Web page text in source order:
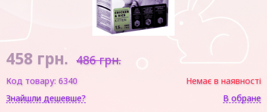
458 грн. 486 грн.
Код товару: 6340
Немає в наявності
Знайшли дешевше?
В обране